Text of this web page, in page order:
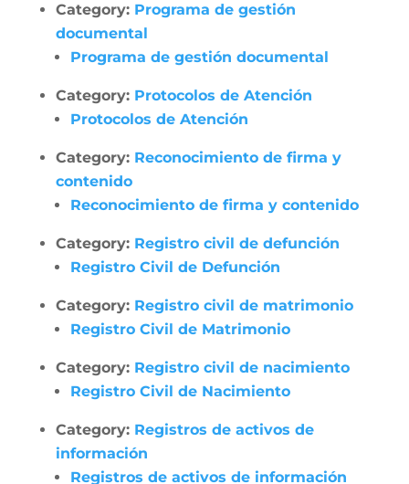
Category: Programa de gestión
documental
Programa de gestión documental
Category: Protocolos de Atención
Protocolos de Atención
Category: Reconocimiento de firma y
contenido
Reconocimiento de firma y contenido
Category: Registro civil de defunción
Registro Civil de Defunción
Category: Registro civil de matrimonio
Registro Civil de Matrimonio
Category: Registro civil de nacimiento
Registro Civil de Nacimiento
Category: Registros de activos de
información
Registros de activos de información